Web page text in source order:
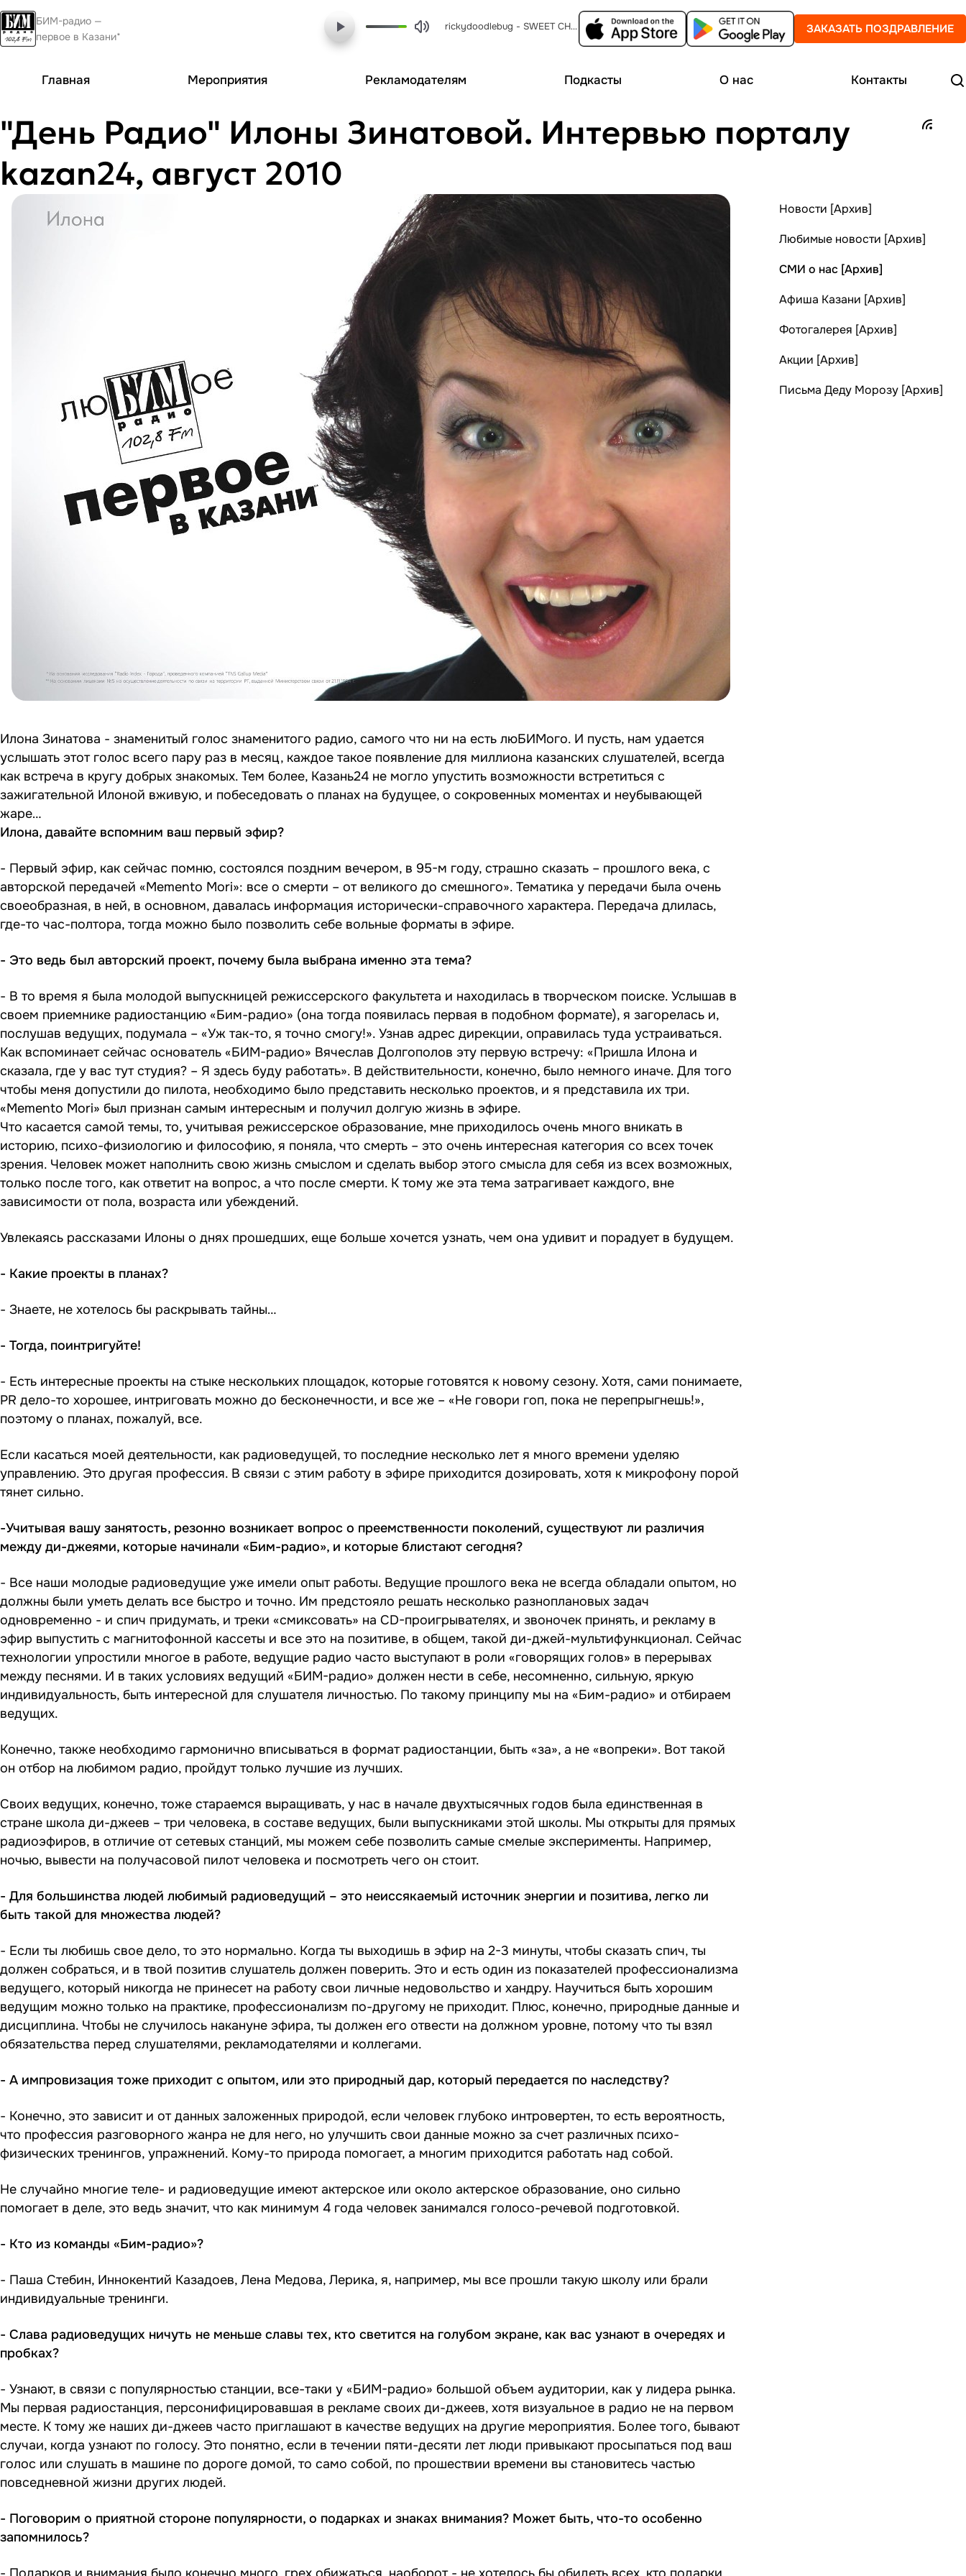
БИМ-радио —
первое в Казани*
rickydoodlebug - SWEET CHARITY Expanded Soundtrack 07 THE RICH MANS FRUG ЗАКАЗАТЬ ПОЗДРАВЛЕНИЕ
Главная Мероприятия Рекламодателям Подкасты О нас Контакты
"День Радио" Илоны Зинатовой. Интервью порталу
kazan24, август 2010
Илона Зинатова - знаменитый голос знаменитого радио, самого что ни на есть люБИМого. И пусть, нам удается
услышать этот голос всего пару раз в месяц, каждое такое появление для миллиона казанских слушателей, всегда
как встреча в кругу добрых знакомых. Тем более, Казань24 не могло упустить возможности встретиться с
зажигательной Илоной вживую, и побеседовать о планах на будущее, о сокровенных моментах и неубывающей
жаре…
Илона, давайте вспомним ваш первый эфир?
- Первый эфир, как сейчас помню, состоялся поздним вечером, в 95-м году, страшно сказать – прошлого века, с
авторской передачей «Mеmento Mori»: все о смерти – от великого до смешного». Тематика у передачи была очень
своеобразная, в ней, в основном, давалась информация исторически-справочного характера. Передача длилась,
где-то час-полтора, тогда можно было позволить себе вольные форматы в эфире.
- Это ведь был авторский проект, почему была выбрана именно эта тема?
- В то время я была молодой выпускницей режиссерского факультета и находилась в творческом поиске. Услышав в
своем приемнике радиостанцию «Бим-радио» (она тогда появилась первая в подобном формате), я загорелась и,
послушав ведущих, подумала – «Уж так-то, я точно смогу!». Узнав адрес дирекции, оправилась туда устраиваться.
Как вспоминает сейчас основатель «БИМ-радио» Вячеслав Долгополов эту первую встречу: «Пришла Илона и
сказала, где у вас тут студия? – Я здесь буду работать». В действительности, конечно, было немного иначе. Для того
чтобы меня допустили до пилота, необходимо было представить несколько проектов, и я представила их три.
«Memento Mori» был признан самым интересным и получил долгую жизнь в эфире.
Что касается самой темы, то, учитывая режиссерское образование, мне приходилось очень много вникать в
историю, психо-физиологию и философию, я поняла, что смерть – это очень интересная категория со всех точек
зрения. Человек может наполнить свою жизнь смыслом и сделать выбор этого смысла для себя из всех возможных,
только после того, как ответит на вопрос, а что после смерти. К тому же эта тема затрагивает каждого, вне
зависимости от пола, возраста или убеждений.
Увлекаясь рассказами Илоны о днях прошедших, еще больше хочется узнать, чем она удивит и порадует в будущем.
- Какие проекты в планах?
- Знаете, не хотелось бы раскрывать тайны…
- Тогда, поинтригуйте!
- Есть интересные проекты на стыке нескольких площадок, которые готовятся к новому сезону. Хотя, сами понимаете,
PR дело-то хорошее, интриговать можно до бесконечности, и все же – «Не говори гоп, пока не перепрыгнешь!»,
поэтому о планах, пожалуй, все.
Если касаться моей деятельности, как радиоведущей, то последние несколько лет я много времени уделяю
управлению. Это другая профессия. В связи с этим работу в эфире приходится дозировать, хотя к микрофону порой
тянет сильно.
-Учитывая вашу занятость, резонно возникает вопрос о преемственности поколений, существуют ли различия
между ди-джеями, которые начинали «Бим-радио», и которые блистают сегодня?
- Все наши молодые радиоведущие уже имели опыт работы. Ведущие прошлого века не всегда обладали опытом, но
должны были уметь делать все быстро и точно. Им предстояло решать несколько разноплановых задач
одновременно - и спич придумать, и треки «смиксовать» на CD-проигрывателях, и звоночек принять, и рекламу в
эфир выпустить с магнитофонной кассеты и все это на позитиве, в общем, такой ди-джей-мультифункционал. Сейчас
технологии упростили многое в работе, ведущие радио часто выступают в роли «говорящих голов» в перерывах
между песнями. И в таких условиях ведущий «БИМ-радио» должен нести в себе, несомненно, сильную, яркую
индивидуальность, быть интересной для слушателя личностью. По такому принципу мы на «Бим-радио» и отбираем
ведущих.
Конечно, также необходимо гармонично вписываться в формат радиостанции, быть «за», а не «вопреки». Вот такой
он отбор на любимом радио, пройдут только лучшие из лучших.
Своих ведущих, конечно, тоже стараемся выращивать, у нас в начале двухтысячных годов была единственная в
стране школа ди-джеев – три человека, в составе ведущих, были выпускниками этой школы. Мы открыты для прямых
радиоэфиров, в отличие от сетевых станций, мы можем себе позволить самые смелые эксперименты. Например,
ночью, вывести на получасовой пилот человека и посмотреть чего он стоит.
- Для большинства людей любимый радиоведущий – это неиссякаемый источник энергии и позитива, легко ли
быть такой для множества людей?
- Если ты любишь свое дело, то это нормально. Когда ты выходишь в эфир на 2-3 минуты, чтобы сказать спич, ты
должен собраться, и в твой позитив слушатель должен поверить. Это и есть один из показателей профессионализма
ведущего, который никогда не принесет на работу свои личные недовольство и хандру. Научиться быть хорошим
ведущим можно только на практике, профессионализм по-другому не приходит. Плюс, конечно, природные данные и
дисциплина. Чтобы не случилось накануне эфира, ты должен его отвести на должном уровне, потому что ты взял
обязательства перед слушателями, рекламодателями и коллегами.
- А импровизация тоже приходит с опытом, или это природный дар, который передается по наследству?
- Конечно, это зависит и от данных заложенных природой, если человек глубоко интровертен, то есть вероятность,
что профессия разговорного жанра не для него, но улучшить свои данные можно за счет различных психо-
физических тренингов, упражнений. Кому-то природа помогает, а многим приходится работать над собой.
Не случайно многие теле- и радиоведущие имеют актерское или около актерское образование, оно сильно
помогает в деле, это ведь значит, что как минимум 4 года человек занимался голосо-речевой подготовкой.
- Кто из команды «Бим-радио»?
- Паша Стебин, Иннокентий Казадоев, Лена Медова, Лерика, я, например, мы все прошли такую школу или брали
индивидуальные тренинги.
- Слава радиоведущих ничуть не меньше славы тех, кто светится на голубом экране, как вас узнают в очередях и
пробках?
- Узнают, в связи с популярностью станции, все-таки у «БИМ-радио» большой объем аудитории, как у лидера рынка.
Мы первая радиостанция, персонифицировавшая в рекламе своих ди-джеев, хотя визуальное в радио не на первом
месте. К тому же наших ди-джеев часто приглашают в качестве ведущих на другие мероприятия. Более того, бывают
случаи, когда узнают по голосу. Это понятно, если в течении пяти-десяти лет люди привыкают просыпаться под ваш
голос или слушать в машине по дороге домой, то само собой, по прошествии времени вы становитесь частью
повседневной жизни других людей.
- Поговорим о приятной стороне популярности, о подарках и знаках внимания? Может быть, что-то особенно
запомнилось?
Новости [Архив]
Любимые новости [Архив]
СМИ о нас [Архив]
Афиша Казани [Архив]
Фотогалерея [Архив]
Акции [Архив]
Письма Деду Морозу [Архив]